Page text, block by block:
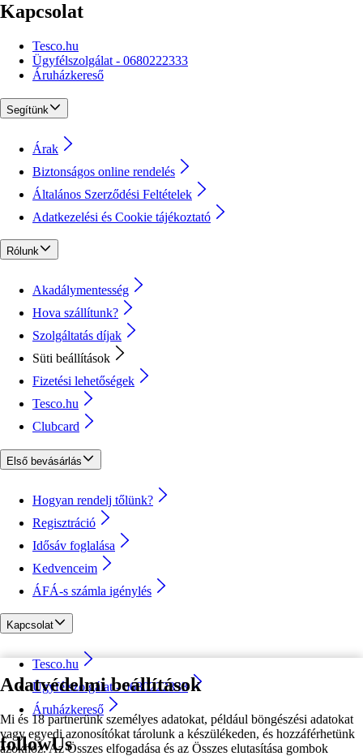
Adatvédelmi beállítások
Mi és 18 partnerünk személyes adatokat, például böngészési adatokat
vagy egyedi azonosítókat tárolunk a készülékeden, és hozzáférhetünk
azokhoz. Az Összes elfogadása és az Összes elutasítása gombok
Kapcsolat
Tesco.hu
Ügyfélszolgálat - 0680222333
Áruházkereső
Segítünk
Árak
Biztonságos online rendelés
Általános Szerződési Feltételek
Adatkezelési és Cookie tájékoztató
Rólunk
Akadálymentesség
Hova szállítunk?
Szolgáltatás díjak
Süti beállítások
Fizetési lehetőségek
Tesco.hu
Clubcard
Első bevásárlás
Hogyan rendelj tőlünk?
Regisztráció
Idősáv foglalása
Kedvenceim
ÁFÁ-s számla igénylés
Kapcsolat
Tesco.hu
Ügyfélszolgálat - 0680222333
Áruházkereső
followUs